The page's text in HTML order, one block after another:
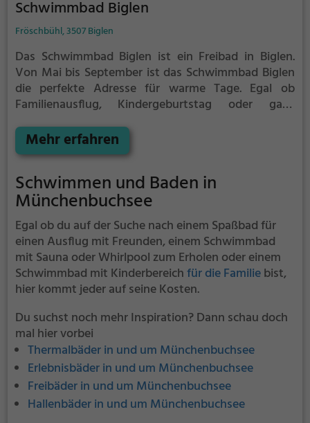
Schwimmbad Biglen
Fröschbühl, 3507 Biglen
Das Schwimmbad Biglen ist ein Freibad in Biglen.
Von Mai bis September ist das Schwimmbad Biglen
die perfekte Adresse für warme Tage. Egal ob
Familienausflug, Kindergeburtstag oder ganz
kommt jeder auf seine Kosten. Bei gutem Wetter
kann die Freibadsaison im Schwimmbad Biglen auch
auf der Website.
Mehr erfahren
Schwimmen und Baden in
Münchenbuchsee
Egal ob du auf der Suche nach einem Spaßbad für
einen Ausflug mit Freunden, einem Schwimmbad
mit Sauna oder Whirlpool zum Erholen oder einem
Schwimmbad mit Kinderbereichfür die Familiebist,
hier kommt jeder auf seine Kosten.
Du suchst noch mehr Inspiration? Dann schau doch
mal hier vorbei
Thermalbäder in und um Münchenbuchsee
Erlebnisbäder in und um Münchenbuchsee
Freibäder in und um Münchenbuchsee
Hallenbäder in und um Münchenbuchsee